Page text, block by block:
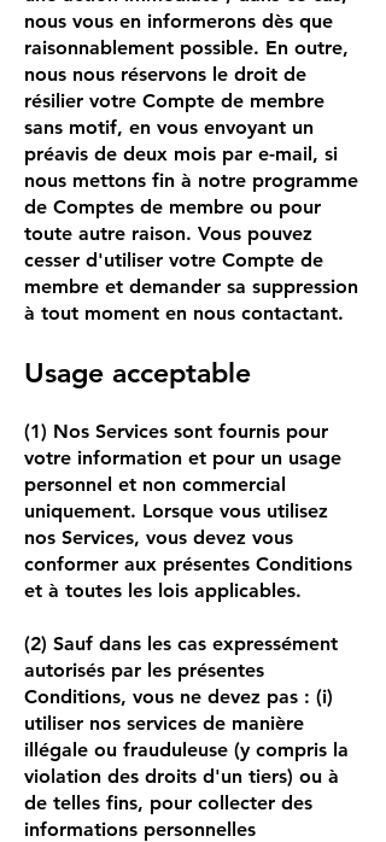
nous vous en informerons dès que
raisonnablement possible. En outre,
nous nous réservons le droit de
résilier votre Compte de membre
sans motif, en vous envoyant un
préavis de deux mois par e-mail, si
nous mettons fin à notre programme
de Comptes de membre ou pour
toute autre raison. Vous pouvez
cesser d'utiliser votre Compte de
membre et demander sa suppression
à tout moment en nous contactant.
Usage acceptable
(1) Nos Services sont fournis pour
votre information et pour un usage
personnel et non commercial
uniquement. Lorsque vous utilisez
nos Services, vous devez vous
conformer aux présentes Conditions
et à toutes les lois applicables.
(2) Sauf dans les cas expressément
autorisés par les présentes
Conditions, vous ne devez pas : (i)
utiliser nos services de manière
illégale ou frauduleuse (y compris la
violation des droits d'un tiers) ou à
de telles fins, pour collecter des
informations personnelles